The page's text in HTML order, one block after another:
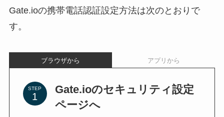
Gate.ioの携帯電話認証設定方法は次のとおりで
す。
ブラウザから アプリから
STEP
Gate.ioのセキュリティ設定
ページへ